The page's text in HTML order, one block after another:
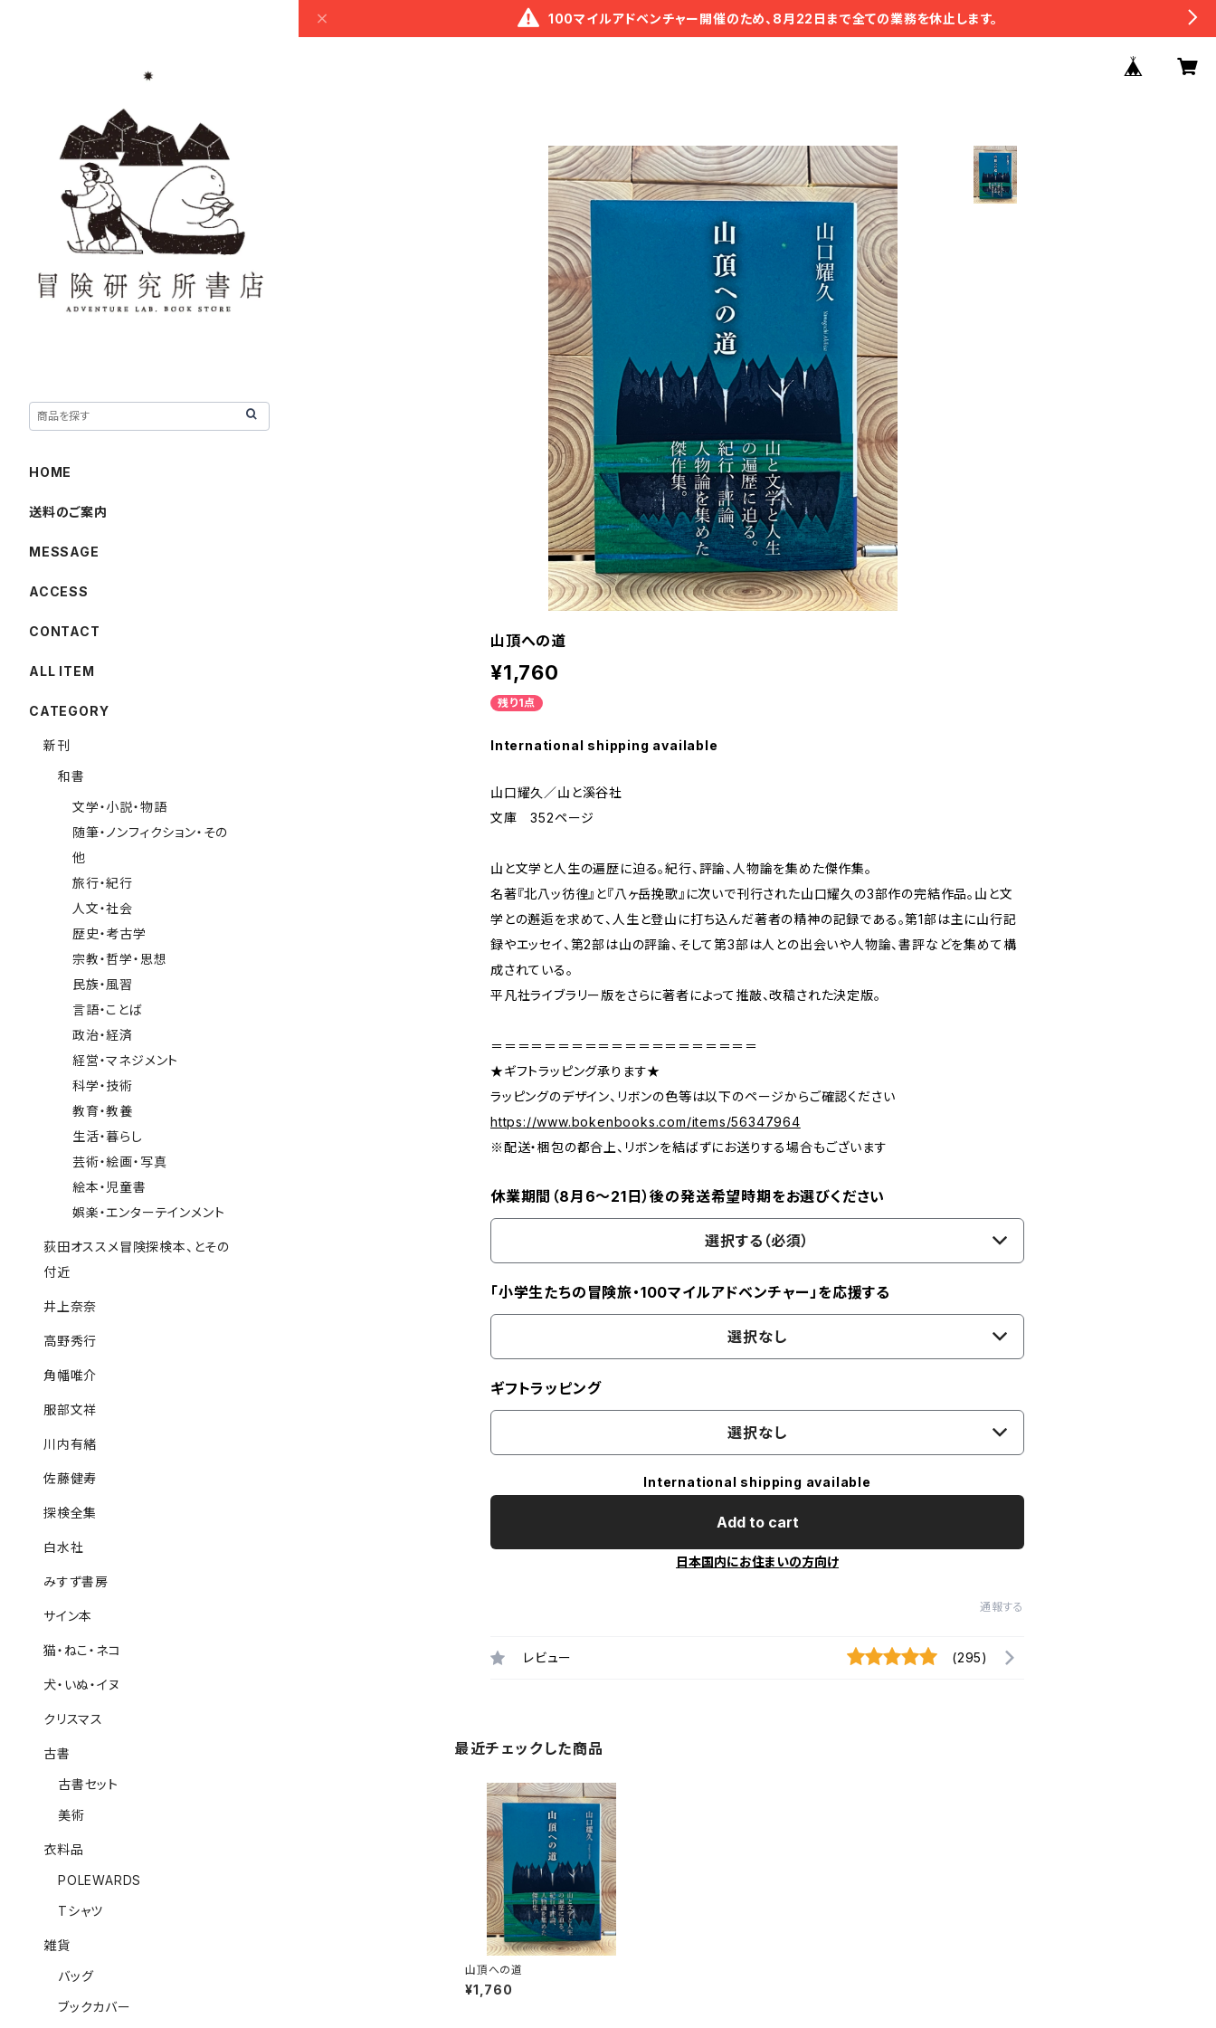
100マイルアドベンチャー開催のため、8月22日まで全ての業務を休止します。
山頂への道
¥1,760
残り1点
International shipping available
山口耀久／山と溪谷社
文庫 352ページ
山と文学と人生の遍歴に迫る。紀行、評論、人物論を集めた傑作集。
名著『北八ッ彷徨』と『八ヶ岳挽歌』に次いで刊行された山口耀久の3部作の完結作品。山と文
学との邂逅を求めて、人生と登山に打ち込んだ著者の精神の記録である。第1部は主に山行記
録やエッセイ、第2部は山の評論、そして第3部は人との出会いや人物論、書評などを集めて構
成されている。
平凡社ライブラリー版をさらに著者によって推敲、改稿された決定版。
＝＝＝＝＝＝＝＝＝＝＝＝＝＝＝＝＝＝＝＝
★ギフトラッピング承ります★
ラッピングのデザイン、リボンの色等は以下のページからご確認ください
https://www.bokenbooks.com/items/56347964
※配送・梱包の都合上、リボンを結ばずにお送りする場合もございます
休業期間（8月6〜21日）後の発送希望時期をお選びください
選択する（必須）
「小学生たちの冒険旅・100マイルアドベンチャー」を応援する
選択なし
ギフトラッピング
選択なし
International shipping available
Add to cart
日本国内にお住まいの方向け
通報する
レビュー (295)
最近チェックした商品
山頂への道
¥1,760
HOME
送料のご案内
MESSAGE
ACCESS
CONTACT
ALL ITEM
CATEGORY
新刊
和書
文学・小説・物語
随筆・ノンフィクション・その
他
旅行・紀行
人文・社会
歴史・考古学
宗教・哲学・思想
民族・風習
言語・ことば
政治・経済
経営・マネジメント
科学・技術
教育・教養
生活・暮らし
芸術・絵画・写真
絵本・児童書
娯楽・エンターテインメント
荻田オススメ冒険探検本、とその
付近
井上奈奈
高野秀行
角幡唯介
服部文祥
川内有緒
佐藤健寿
探検全集
白水社
みすず書房
サイン本
猫・ねこ・ネコ
犬・いぬ・イヌ
クリスマス
古書
古書セット
美術
衣料品
POLEWARDS
Tシャツ
雑貨
バッグ
ブックカバー